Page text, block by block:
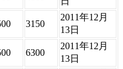
3150
2011年12月
13日
6300
2011年12月
13日